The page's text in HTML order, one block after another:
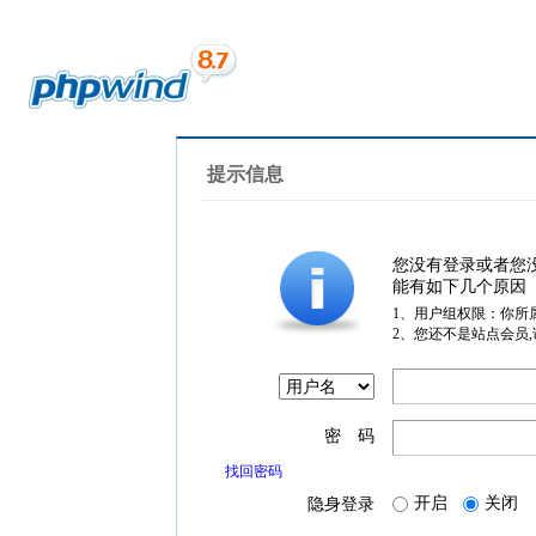
提示信息
您没有登录或者您
能有如下几个原因
1、用户组权限：你所
2、您还不是站点会员
密 码
找回密码
隐身登录 开启 关闭